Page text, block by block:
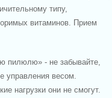
типу,
витаминов. Прием
пилюлю» - не забывайте,
управления весом.
нагрузки они не смогут.